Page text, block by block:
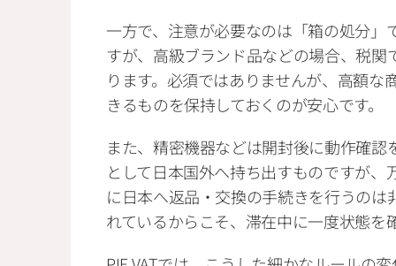
一方で、注意が必要なのは「箱の処分」
すが、高級ブランド品などの場合、税
ります。必須ではありませんが、高額
きるものを保持しておくのが安心です。
また、精密機器などは開封後に動作確
として日本国外へ持ち出すものですが
に日本へ返品・交換の手続きを行うの
れているからこそ、滞在中に一度状態を